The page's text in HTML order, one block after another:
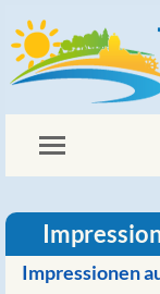
Impressionen